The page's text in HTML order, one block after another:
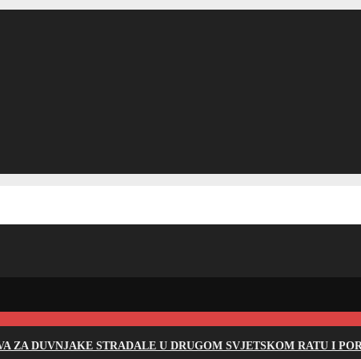
ZA DUVNJAKE STRADALE U DRUGOM SVJETSKOM RATU I